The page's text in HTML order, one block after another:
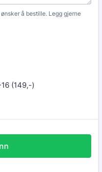
å bestille. Legg gjerne
(149,-)